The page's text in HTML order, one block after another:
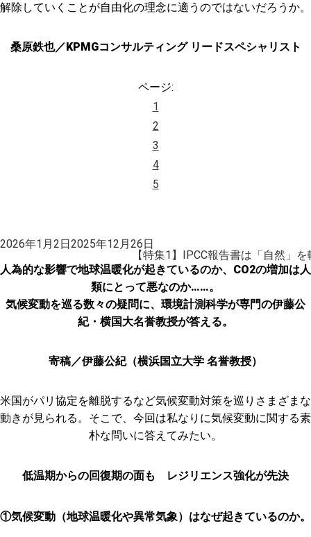
解除していくことが自由化の理念に適うのではないだろうか。
桑原鉄也／KPMGコンサルティング リードスペシャリスト
ページ:
1
2
3
4
5
投
日:
2026年1月2日2025年12月26日
【特集1】IPCC報告書は「自然」
人為的な影響で地球温暖化が起きているのか、CO2の増加は人
類にとって悪なのか……。
気候変動を巡る数々の疑問に、環境計測科学が専門の伊藤公
紀・横国大名誉教授が答える。
寄稿／伊藤公紀（横浜国立大学 名誉教授）
米国がパリ協定を離脱するなど気候変動対策を巡りさまざまな
動きが見られる。そこで、今回は私なりに気候変動に関する素
朴な問いに答えてみたい。
低温期からの回復期の面も レジリエンス強化が先決
①気候変動（地球温暖化や異常気象）はなぜ起きているのか。